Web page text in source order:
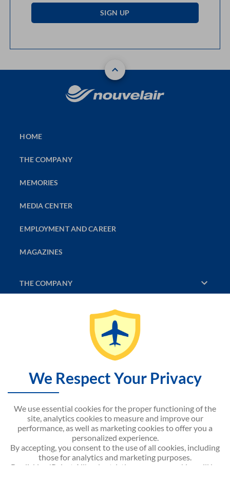
SIGN UP
HOME
THE COMPANY
MEMORIES
MEDIA CENTER
EMPLOYMENT AND CAREER
MAGAZINES
THE COMPANY
NOUVELAIR WEBSITE
Android APP on
Google play
We Respect Your Privacy
We use essential cookies for the proper functioning of the
site, analytics cookies to measure and improve our
performance, as well as marketing cookies to offer you a
personalized experience.
By accepting, you consent to the use of all cookies, including
those for analytics and marketing purposes.
By clicking 'Reject All', only strictly necessary cookies will be